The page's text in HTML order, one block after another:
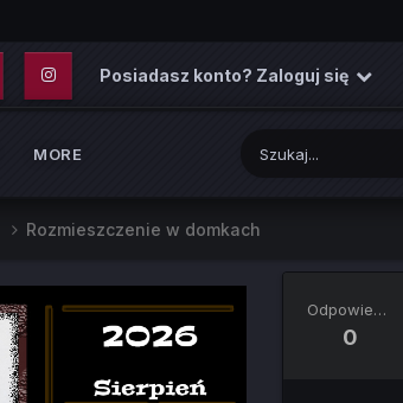
Posiadasz konto? Zaloguj się
MORE
Rozmieszczenie w domkach
Odpowiedzi
0